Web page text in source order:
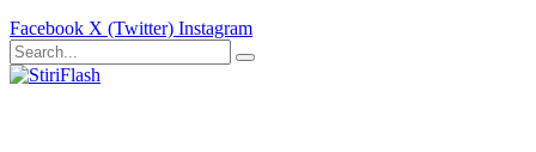
Facebook X (Twitter) Instagram